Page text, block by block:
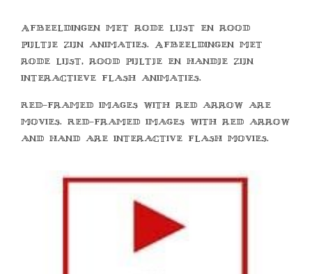
Afbeeldingen met rode lijst en rood
pijltje zijn animaties. Afbeeldingen met
rode lijst, rood pijltje en handje zijn
interactieve flash animaties.
Red-framed images with red arrow are
movies. Red-framed images with red arrow
and hand are interactive flash movies.